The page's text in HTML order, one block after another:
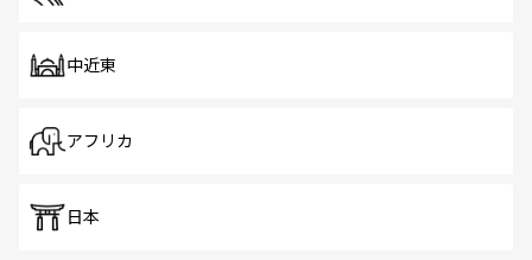
中近東
アフリカ
日本